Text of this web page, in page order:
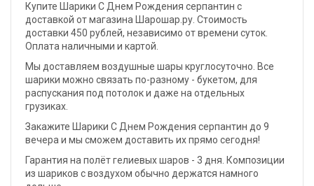
Купите Шарики С Днем Рождения серпантин с
доставкой от магазина Шарошар.ру. Стоимость
доставки 450 рублей, независимо от времени суток.
Оплата наличными и картой.
Мы доставляем воздушные шары круглосуточно. Все
шарики можно связать по-разному - букетом, для
распускания под потолок и даже на отдельных
грузиках.
Закажите Шарики С Днем Рождения серпантин до 9
вечера и мы сможем доставить их прямо сегодня!
Гарантия на полёт гелиевых шаров - 3 дня. Композиции
из шариков с воздухом обычно держатся намного